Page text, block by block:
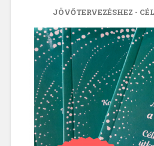
JÖVŐTERVEZÉSHEZ -